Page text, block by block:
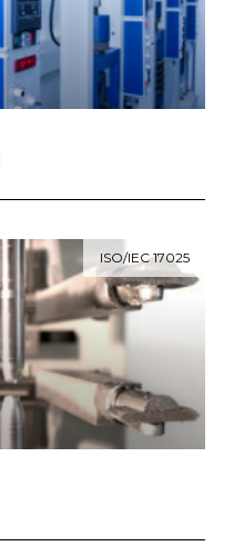
ISO/IEC 17025